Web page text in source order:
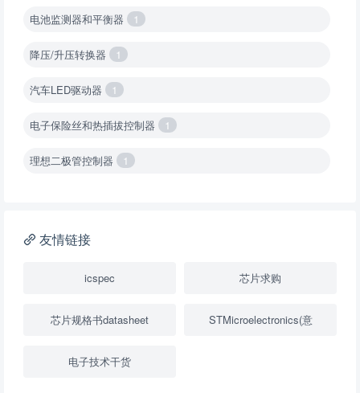
电池监测器和平衡器 1
降压/升压转换器 1
汽车LED驱动器 1
电子保险丝和热插拔控制器 1
理想二极管控制器 1
降压转换器（继承开关）
USB隔离器 1
友情链接
icspec 芯片求购
芯片规格书datasheet STMicroelectronics(意
电子技术干货